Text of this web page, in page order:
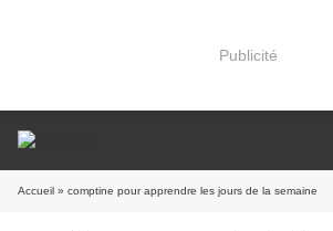
Publicité
Accueil » comptine pour apprendre les jours de la semaine